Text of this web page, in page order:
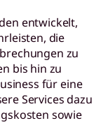
entwickelt,
die
zu
bis hin zu
für eine
Services dazu
sowie